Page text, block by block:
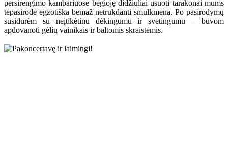
persirengimo kambariuose bėgioję didžiuliai ūsuoti tarakonai mums
tepasirodė egzotiška bemaž netrukdanti smulkmena. Po pasirodymų
susidūrėm su neįtikėtinu dėkingumu ir svetingumu – buvom
apdovanoti gėlių vainikais ir baltomis skraistėmis.